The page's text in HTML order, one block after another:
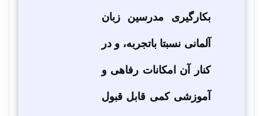
بکارگیری مدرسین زبان
آلمانی نسبتا باتجربه، و در
کنار آن امکانات رفاهی و
آموزشی کمی قابل قبول